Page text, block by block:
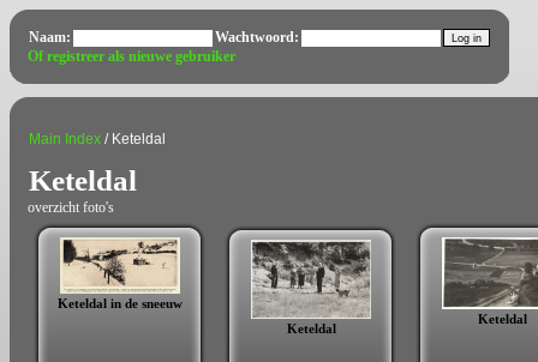
Naam:
Wachtwoord:
Of registreer als nieuwe gebruiker
Main Index / Keteldal
Keteldal
overzicht foto's
Keteldal in de sneeuw
Keteldal
Keteldal